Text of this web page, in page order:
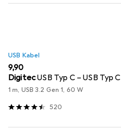
USB Kabel
EUR
9,90
DigitecUSB Typ C – USB Typ C
1 m, USB 3.2 Gen 1, 60 W
520